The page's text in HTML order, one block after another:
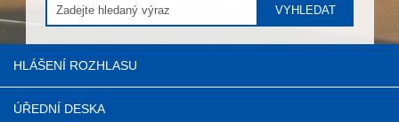
VYHLEDAT
HLÁŠENÍ ROZHLASU
ÚŘEDNÍ DESKA